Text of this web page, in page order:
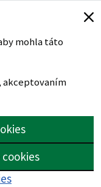
mohla táto
akceptovaním